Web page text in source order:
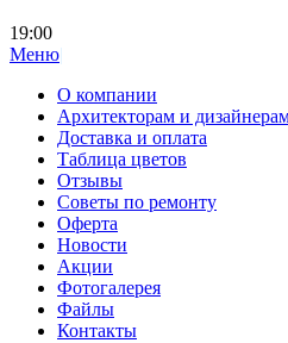
19:00
Меню|
О компании
Архитекторам и
Доставка и оплата
Таблица цветов
Отзывы
Советы по ремонту
Оферта
Новости
Акции
Фотогалерея
Файлы
Контакты